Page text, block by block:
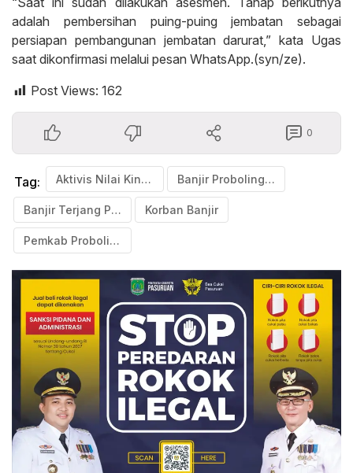
adalah pembersihan puing-puing jembatan sebagai
persiapan pembangunan jembatan darurat,” kata Ugas
saat dikonfirmasi melalui pesan WhatsApp.(syn/ze).
Post Views: 162
0
Tag: Aktivis Nilai Kinerja OPD Lemah Tangani Bencana Banjir Probolinggo
Banjir Terjang Probolinggo Korban Banjir
Pemkab Probolinggo